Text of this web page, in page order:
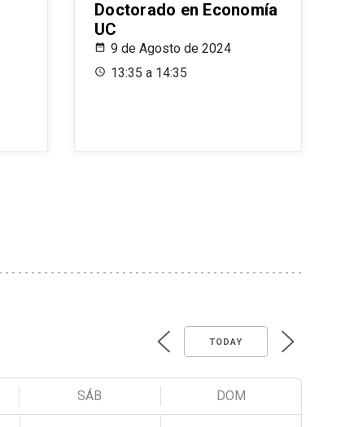
Doctorado en Economía
UC
9 de Agosto de 2024
13:35 a 14:35
TODAY
SÁB DOM